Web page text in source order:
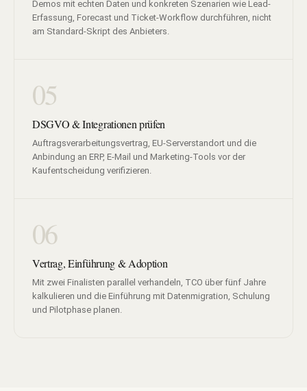
Demos mit echten Daten und konkreten Szenarien wie Lead-
Erfassung, Forecast und Ticket-Workflow durchführen, nicht
am Standard-Skript des Anbieters.
05
DSGVO & Integrationen prüfen
Auftragsverarbeitungsvertrag, EU-Serverstandort und die
Anbindung an ERP, E-Mail und Marketing-Tools vor der
Kaufentscheidung verifizieren.
06
Vertrag, Einführung & Adoption
Mit zwei Finalisten parallel verhandeln, TCO über fünf Jahre
kalkulieren und die Einführung mit Datenmigration, Schulung
und Pilotphase planen.